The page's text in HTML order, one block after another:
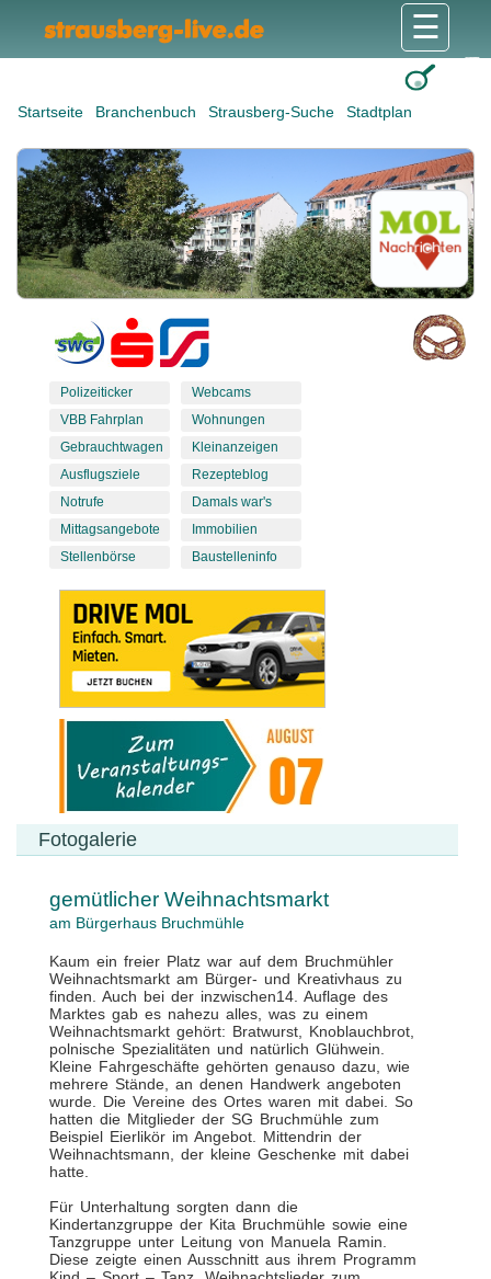
Startseite Branchenbuch Strausberg-Suche Stadtplan
☰
Polizeiticker
VBB Fahrplan
Gebrauchtwagen
Ausflugsziele
Notrufe
Mittagsangebote
Stellenbörse
Webcams
Wohnungen
Kleinanzeigen
Rezepteblog
Damals war's
Immobilien
Baustelleninfo
Fotogalerie
gemütlicher Weihnachtsmarkt
am Bürgerhaus Bruchmühle
Kaum ein freier Platz war auf dem Bruchmühler
Weihnachtsmarkt am Bürger- und Kreativhaus zu
finden. Auch bei der inzwischen14. Auflage des
Marktes gab es nahezu alles, was zu einem
Weihnachtsmarkt gehört: Bratwurst, Knoblauchbrot,
polnische Spezialitäten und natürlich Glühwein.
Kleine Fahrgeschäfte gehörten genauso dazu, wie
mehrere Stände, an denen Handwerk angeboten
wurde. Die Vereine des Ortes waren mit dabei. So
hatten die Mitglieder der SG Bruchmühle zum
Beispiel Eierlikör im Angebot. Mittendrin der
Weihnachtsmann, der kleine Geschenke mit dabei
hatte.
Für Unterhaltung sorgten dann die
Kindertanzgruppe der Kita Bruchmühle sowie eine
Tanzgruppe unter Leitung von Manuela Ramin.
Diese zeigte einen Ausschnitt aus ihrem Programm